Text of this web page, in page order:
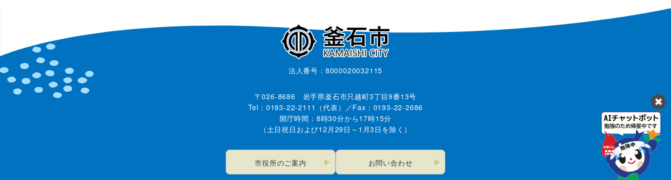
法人番号：8000020032115
〒026-8686 岩手県釜石市只越町3丁目9番13号
Tel：0193-22-2111（代表）／Fax：0193-22-2686
開庁時間：8時30分から17時15分
（土日祝日および12月29日～1月3日を除く）
市役所のご案内 お問い合わせ